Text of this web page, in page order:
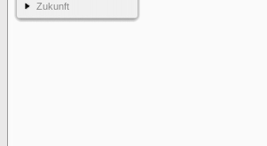
Zukunft